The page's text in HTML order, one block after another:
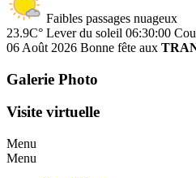
Faibles passages nuageux
23.9C° Lever du soleil 06:30:00
06 Août 2026 Bonne fête aux
Galerie Photo
Visite virtuelle
Menu
Menu